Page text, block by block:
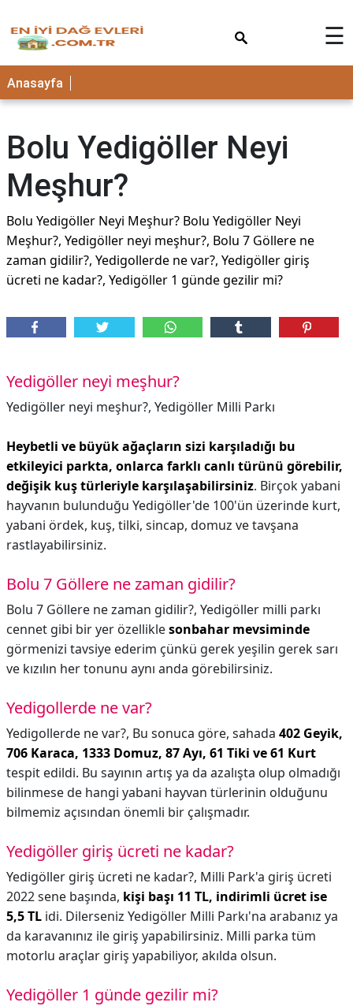
☰
Anasayfa
Bolu Yedigöller Neyi
Meşhur?
Bolu Yedigöller Neyi Meşhur? Bolu Yedigöller Neyi
Meşhur?, Yedigöller neyi meşhur?, Bolu 7 Göllere ne
zaman gidilir?, Yedigollerde ne var?, Yedigöller giriş
ücreti ne kadar?, Yedigöller 1 günde gezilir mi?
Yedigöller neyi meşhur?
Yedigöller neyi meşhur?, Yedigöller Milli Parkı
Heybetli ve büyük ağaçların sizi karşıladığı bu
etkileyici parkta, onlarca farklı canlı türünü görebilir,
değişik kuş türleriyle karşılaşabilirsiniz. Birçok yabani
hayvanın bulunduğu Yedigöller'de 100'ün üzerinde kurt,
yabani ördek, kuş, tilki, sincap, domuz ve tavşana
rastlayabilirsiniz.
Bolu 7 Göllere ne zaman gidilir?
Bolu 7 Göllere ne zaman gidilir?, Yedigöller milli parkı
cennet gibi bir yer özelliklesonbahar mevsiminde
görmenizi tavsiye ederim çünkü gerek yeşilin gerek sarı
ve kızılın her tonunu aynı anda görebilirsiniz.
Yedigollerde ne var?
Yedigollerde ne var?, Bu sonuca göre, sahada 402 Geyik,
706 Karaca, 1333 Domuz, 87 Ayı, 61 Tiki ve 61 Kurt
tespit edildi. Bu sayının artış ya da azalışta olup olmadığı
bilinmese de hangi yabani hayvan türlerinin olduğunu
bilmemiz açısından önemli bir çalışmadır.
Yedigöller giriş ücreti ne kadar?
Yedigöller giriş ücreti ne kadar?, Milli Park'a giriş ücreti
2022 sene başında, kişi başı 11 TL, indirimli ücret ise
5,5 TL idi. Dilerseniz Yedigöller Milli Parkı'na arabanız ya
da karavanınız ile giriş yapabilirsiniz. Milli parka tüm
motorlu araçlar giriş yapabiliyor, akılda olsun.
Yedigöller 1 günde gezilir mi?